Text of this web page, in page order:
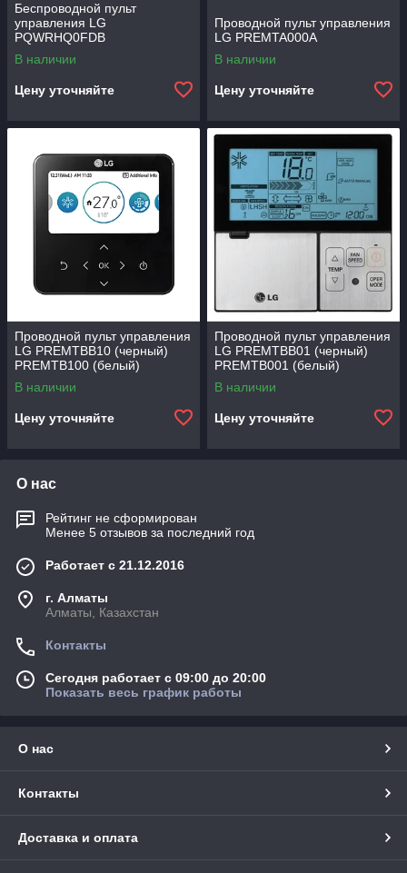
Беспроводной пульт
управления LG
PQWRHQ0FDB
В наличии
Цену уточняйте
Проводной пульт управления
LG PREMTA000A
В наличии
Цену уточняйте
Проводной пульт управления
LG PREMTBB10 (черный)
PREMTB100 (белый)
В наличии
Цену уточняйте
Проводной пульт управления
LG PREMTBB01 (черный)
PREMTB001 (белый)
В наличии
Цену уточняйте
О нас
Рейтинг не сформирован
Менее 5 отзывов за последний год
Работает с 21.12.2016
г. Алматы
Алматы, Казахстан
Контакты
Сегодня работает с 09:00 до 20:00
Показать весь график работы
О нас
Контакты
Доставка и оплата